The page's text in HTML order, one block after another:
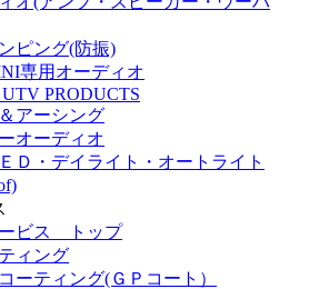
ピング(防振)
専用オーディオ
PRODUCTS
アーシング
オーディオ
Ｄ・デイライト・オートライト
ビス トップ
ィング
ーティング(ＧＰコート）